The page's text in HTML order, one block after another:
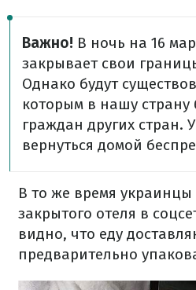
Важно! В ночь на 16
закрывает свои
Однако будут
которым в нашу страну
граждан других стран.
вернуться домой
В то же время
закрытого отеля в
видно, что еду
предварительно